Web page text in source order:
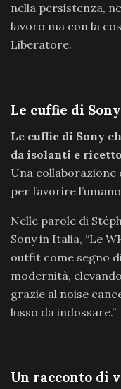
nella persistenza,
lavoro ma con la
Liberatore.
Le cuffie di Sony
Le cuffie di Sony
da isolanti e
Una collaborazione
per favorire
Nelle parole di
Sony in Italia, “Le
outfit come segno
modernità,
grazie al noise
lusso da indossare.”
Un racconto di